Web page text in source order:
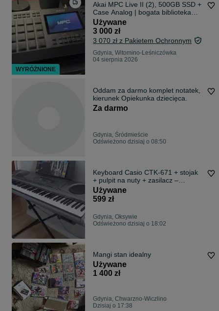
Akai MPC Live II (2), 500GB SSD +
Case Analog | bogata biblioteka
sampli, bardzo dobry stan
Używane
3 000 zł
3 070 zł z Pakietem Ochronnym
Gdynia, Witomino-Leśniczówka
04 sierpnia 2026
Oddam za darmo komplet notatek,
kierunek Opiekunka dziecięca.
Za darmo
Gdynia, Śródmieście
Odświeżono dzisiaj o 08:50
Keyboard Casio CTK-671 + stojak
+ pulpit na nuty + zasilacz –
komplet
Używane
599 zł
Gdynia, Oksywie
Odświeżono dzisiaj o 18:02
Mangi stan idealny
Używane
1 400 zł
Gdynia, Chwarzno-Wiczlino
Dzisiaj o 17:38
WYRÓŻNIONE